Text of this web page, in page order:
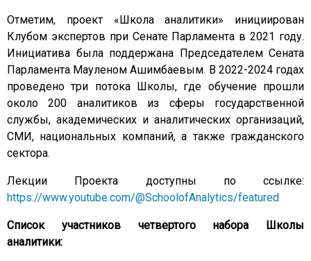
Отметим, проект «Школа аналитики» инициирован
Клубом экспертов при Сенате Парламента в 2021 году.
Инициатива была поддержана Председателем Сената
Парламента Мауленом Ашимбаевым. В 2022-2024 годах
проведено три потока Школы, где обучение прошли
около 200 аналитиков из сферы государственной
службы, академических и аналитических организаций,
СМИ, национальных компаний, а также гражданского
сектора.
Лекции Проекта доступны по ссылке:
https://www.youtube.com/@SchoolofAnalytics/featured
Список участников четвертого набора Школы
аналитики: